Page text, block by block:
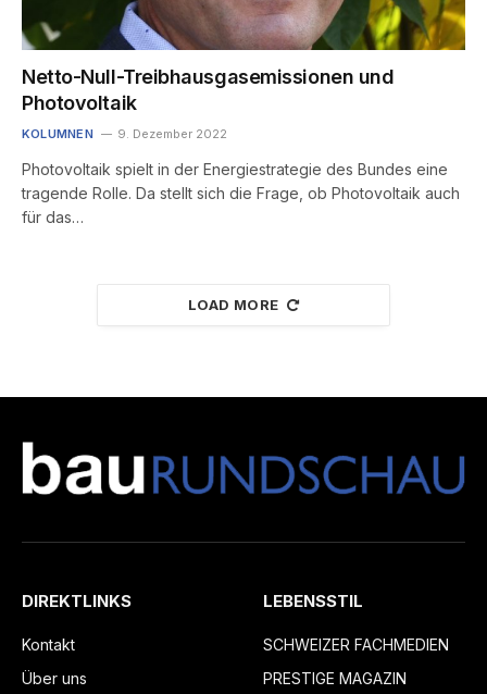
Netto-Null-Treibhausgasemissionen und
Photovoltaik
KOLUMNEN 9. Dezember 2022
Photovoltaik spielt in der Energiestrategie des Bundes eine
tragende Rolle. Da stellt sich die Frage, ob Photovoltaik auch
für das…
LOAD MORE
DIREKTLINKS
Kontakt
Über uns
LEBENSSTIL
SCHWEIZER FACHMEDIEN
PRESTIGE MAGAZIN